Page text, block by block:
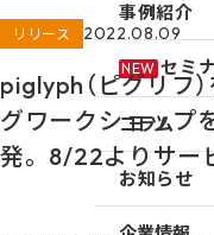
キャリア
研修
仕組み
新入社員研
組織づくり
事例紹介
NEW セミ
コラム
お知らせ
リリース 2022.08.09
piglyph（ピグリフ
グワークショップ
発。8/22よりサー